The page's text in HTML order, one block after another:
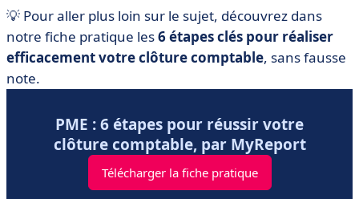
💡 Pour aller plus loin sur le sujet, découvrez dans
notre fiche pratique les6 étapes clés pour réaliser
efficacement votre clôture comptable, sans fausse
note.
PME : 6 étapes pour réussir votre
clôture comptable, par MyReport
Télécharger la fiche pratique